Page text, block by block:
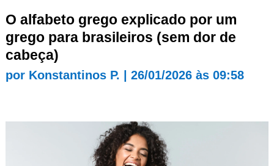
O alfabeto grego explicado por um
grego para brasileiros (sem dor de
cabeça)
por Konstantinos P. 26/01/2026 às 09:58